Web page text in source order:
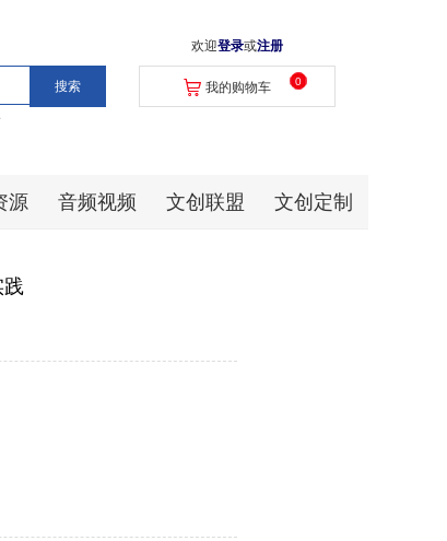
欢迎登录或注册
我的购物车 0
源 音频视频 文创联盟 文创定制
践